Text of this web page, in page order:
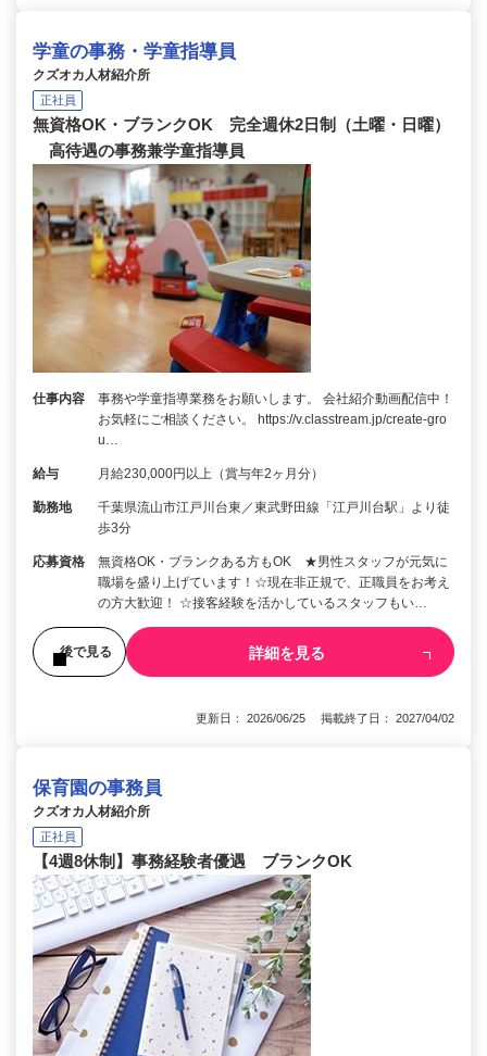
学童の事務・学童指導員
クズオカ人材紹介所
正社員
無資格OK・ブランクOK 完全週休2日制（土曜・日曜）
高待遇の事務兼学童指導員
仕事内容
事務や学童指導業務をお願いします。 会社紹介動画配信中！
お気軽にご相談ください。 https://v.classtream.jp/create-gro
u…
給与 月給230,000円以上（賞与年2ヶ月分）
勤務地
千葉県流山市江戸川台東／東武野田線「江戸川台駅」より徒
歩3分
応募資格
無資格OK・ブランクある方もOK ★男性スタッフが元気に
職場を盛り上げています！☆現在非正規で、正職員をお考え
の方大歓迎！ ☆接客経験を活かしているスタッフもい…
後で見る 詳細を見る
更新日： 2026/06/25 掲載終了日： 2027/04/02
保育園の事務員
クズオカ人材紹介所
正社員
【4週8休制】事務経験者優遇 ブランクOK